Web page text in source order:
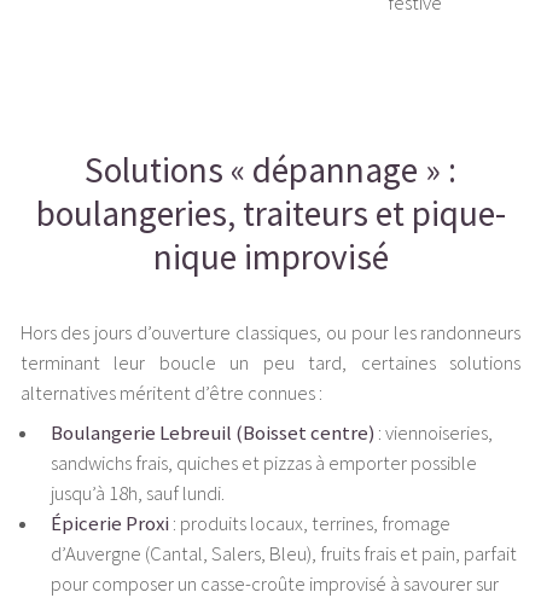
Solutions « dépannage » :
boulangeries, traiteurs et pique-
nique improvisé
Hors des jours d’ouverture classiques, ou pour les randonneurs
terminant leur boucle un peu tard, certaines solutions
alternatives méritent d’être connues :
Boulangerie Lebreuil (Boisset centre) : viennoiseries,
sandwichs frais, quiches et pizzas à emporter possible
jusqu’à 18h, sauf lundi.
Épicerie Proxi: produits locaux, terrines, fromage
d’Auvergne (Cantal, Salers, Bleu), fruits frais et pain, parfait
pour composer un casse-croûte improvisé à savourer sur